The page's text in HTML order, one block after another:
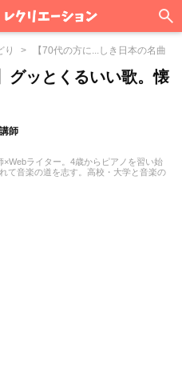
り 【70代の方に...しき日本の名曲
グッとくるいい歌。懐
師
ライター。4歳からピアノを習い始
て音楽の道を志す。高校・大学と音楽の